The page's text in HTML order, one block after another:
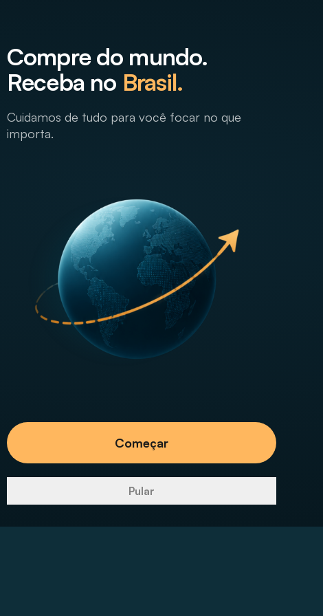
Compre do mundo.
Receba no Brasil.
Cuidamos de tudo para você focar no que
importa.
Começar
Pular